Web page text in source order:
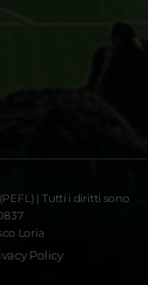
| Tutti i diritti sono
Loria
Policy